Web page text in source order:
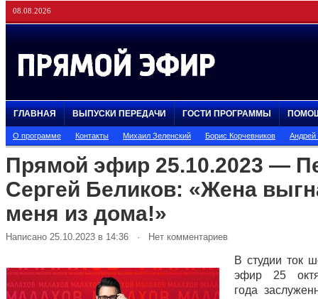
08.08.2026
ГЛАВНАЯ ВЫПУСКИ ПЕРЕДАЧИ ГОСТИ ПРОГРАММЫ
О программе Контакты Михаил Зеленский Борис Корчевников
Прямой эфир 25.10.2023 —
Сергей Беликов: «Жена
меня из дома!»
Написано 25.10.2023 в 14:36 · Нет комментариев
В студии ток
эфир 25
года